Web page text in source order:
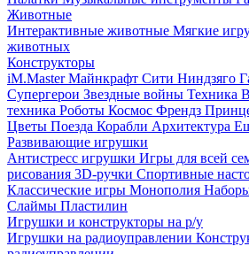
Животные
Интерактивные животные Мягкие
животных
Конструкторы
iM.Master Майнкрафт Сити Ниндзяго
Супергерои Звездные войны Техника
техника Роботы Космос Френдз
Цветы Поезда Корабли Архитектура
Развивающие игрушки
Антистресс игрушки Игры для всей
рисования 3D-ручки Спортивные
Классические игры Монополия
Слаймы Пластилин
Игрушки и конструкторы на р/у
Игрушки на радиоуправлении